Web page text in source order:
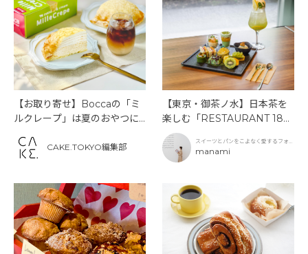
【お取り寄せ】Boccaの「ミ
ルクレープ」は夏のおやつに
CAKE.TOKYO編集部
【東京・御茶ノ水】日本茶を
楽しむ「RESTAURANT 189
9 OCHANOMIZU」の抹茶ア
フタヌーンティーと新作クリ
ームソーダ
スイーツとパンをこよなく愛するフォト
グラファー
manami